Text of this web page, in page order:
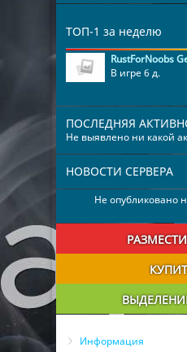
ТОП-1 за неделю
RustForNoobs
В игре 6 д.
ПОСЛЕДНЯЯ
Не выявлено ни какой
НОВОСТИ СЕРВЕРА
Не опубликовано
Информация